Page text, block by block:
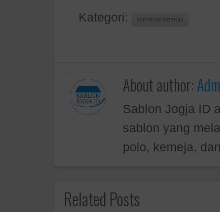
Kategori: Konveksi Kemeja
About author:
Sablon Jogja ID
sablon yang
polo, kemeja,
Related Posts